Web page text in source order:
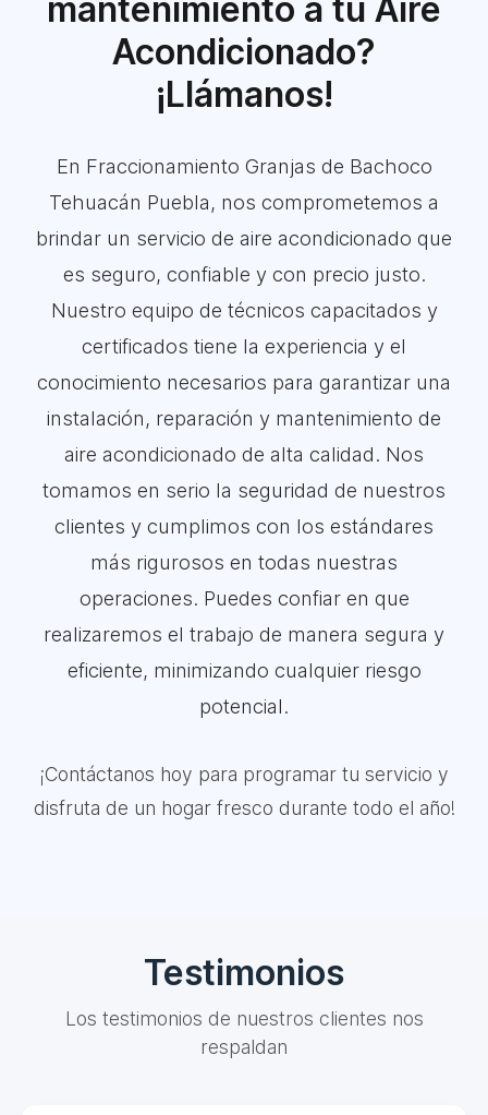
mantenimiento a tu Aire
Acondicionado?
¡Llámanos!
En Fraccionamiento Granjas de Bachoco
Tehuacán Puebla, nos comprometemos a
brindar un servicio de aire acondicionado que
es seguro, confiable y con precio justo.
Nuestro equipo de técnicos capacitados y
certificados tiene la experiencia y el
conocimiento necesarios para garantizar una
instalación, reparación y mantenimiento de
aire acondicionado de alta calidad. Nos
tomamos en serio la seguridad de nuestros
clientes y cumplimos con los estándares
más rigurosos en todas nuestras
operaciones. Puedes confiar en que
realizaremos el trabajo de manera segura y
eficiente, minimizando cualquier riesgo
potencial.
¡Contáctanos hoy para programar tu servicio y
disfruta de un hogar fresco durante todo el año!
Testimonios
Los testimonios de nuestros clientes nos
respaldan